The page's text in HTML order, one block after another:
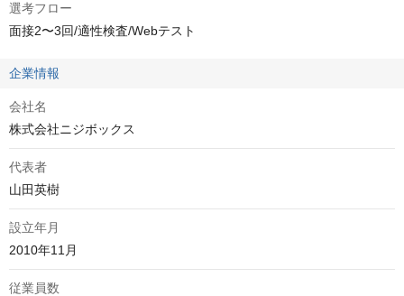
選考フロー
面接2〜3回/適性検査/Webテスト
企業情報
会社名
株式会社ニジボックス
代表者
山田英樹
設立年月
2010年11月
従業員数